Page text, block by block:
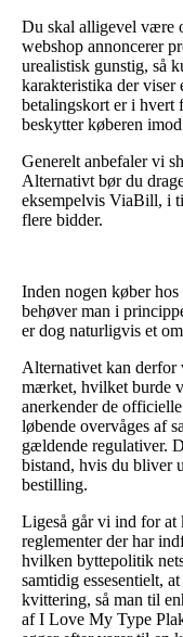
Du skal alligevel være
webshop annoncerer
urealistisk gunstig, så
karakteristika der viser
betalingskort er i hvert
beskytter køberen
Generelt anbefaler vi
Alternativt bør du
eksempelvis ViaBill, i
flere bidder.
Inden nogen køber
behøver man i
er dog naturligvis et
Alternativet kan derfor
mærket, hvilket burde
anerkender de
løbende overvåges af
gældende regulativer.
bistand, hvis du bliver
bestilling.
Ligeså går vi ind for at
reglementer der har
hvilken byttepolitik
samtidig essesentielt,
kvittering, så man til
af I Love My Type